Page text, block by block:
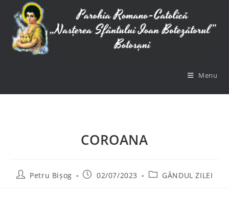
Menu
COROANA
Petru Bișog 02/07/2023 GÂNDUL ZILEI